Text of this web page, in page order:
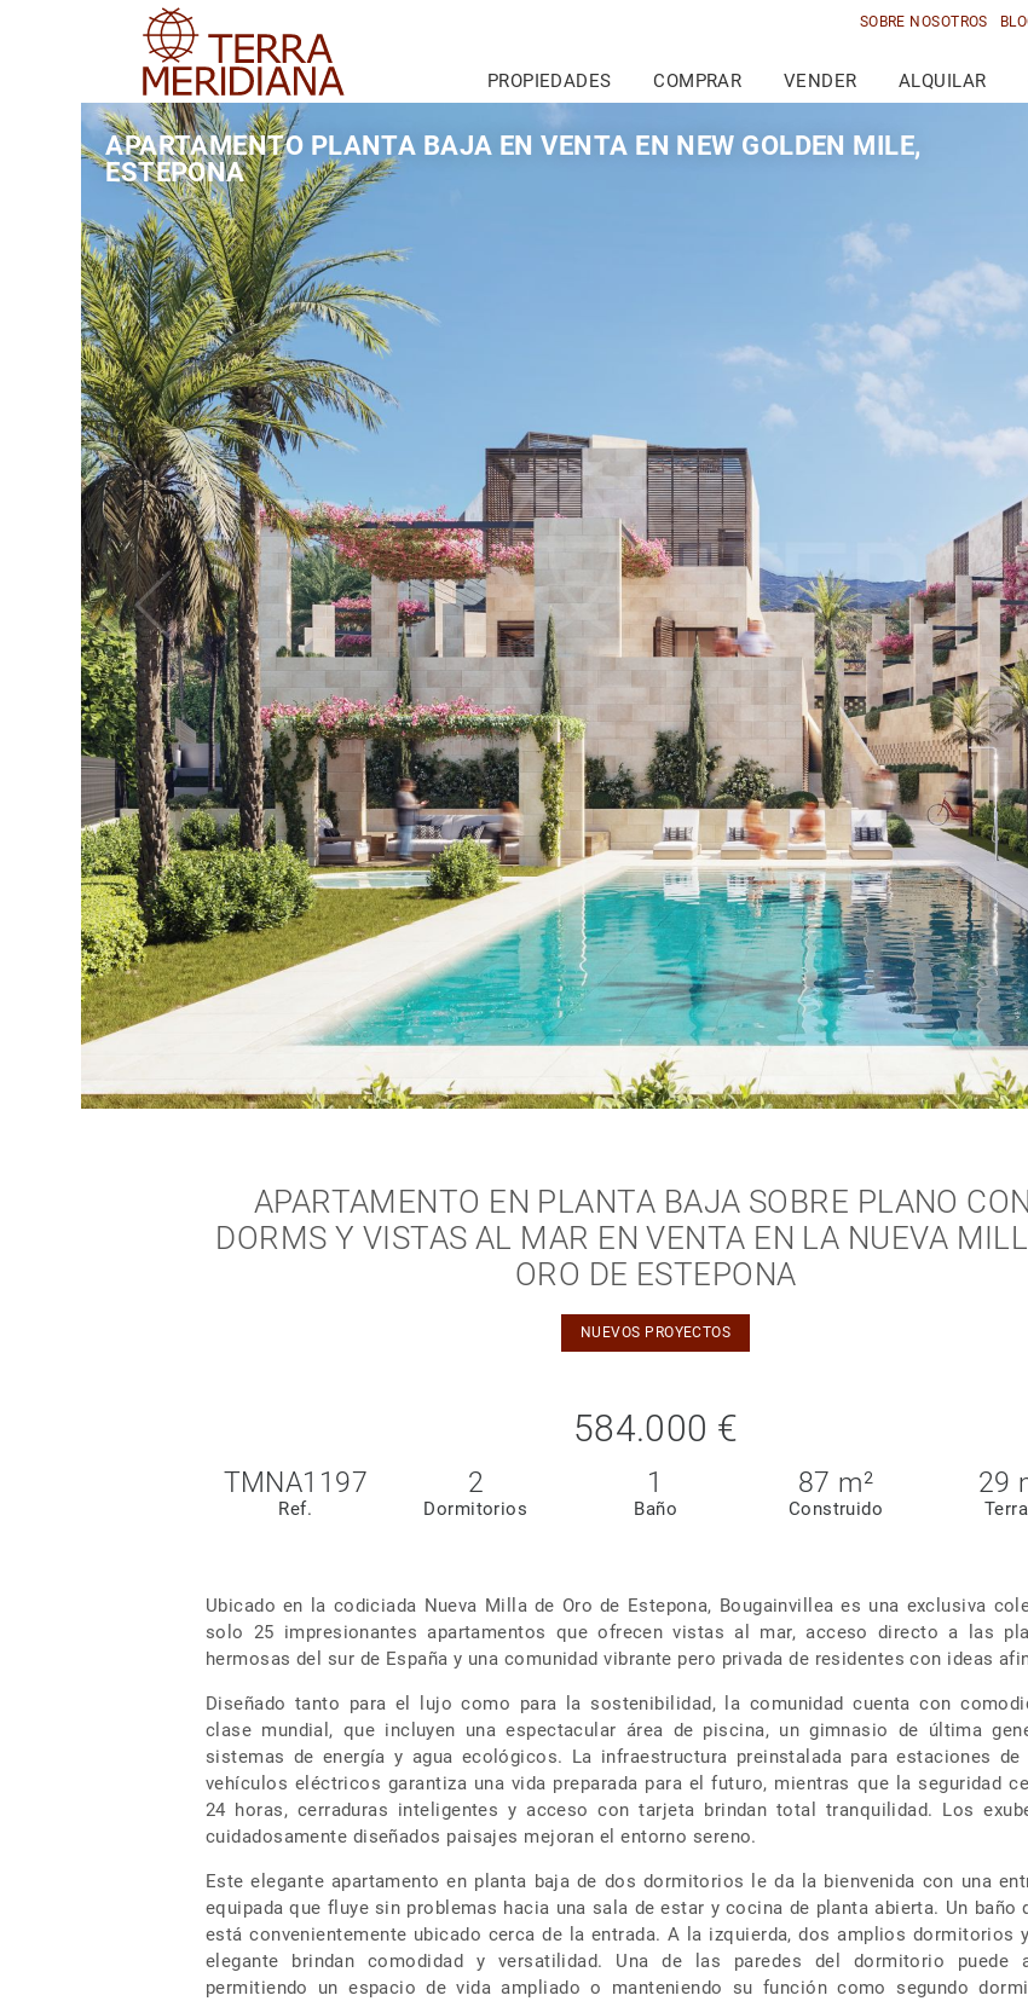
SOBRE NOSOTROS
PROPIEDADES COMPRAR VENDER ALQUILAR
APARTAMENTO PLANTA BAJA EN VENTA EN NEW GOLDEN MILE,
ESTEPONA
APARTAMENTO EN PLANTA BAJA SOBRE PLANO
DORMS Y VISTAS AL MAR EN VENTA EN LA NUEVA
ORO DE ESTEPONA
NUEVOS PROYECTOS
584.000 €
TMNA1197
Ref.
2
Dormitorios
1
Baño
87 m²
Construido
29
Ubicado en la codiciada Nueva Milla de Oro de Estepona, Bougainvillea es una exclusiva
solo 25 impresionantes apartamentos que ofrecen vistas al mar, acceso directo a las
hermosas del sur de España y una comunidad vibrante pero privada de residentes con ideas
Diseñado tanto para el lujo como para la sostenibilidad, la comunidad cuenta con
clase mundial, que incluyen una espectacular área de piscina, un gimnasio de última
sistemas de energía y agua ecológicos. La infraestructura preinstalada para estaciones de
vehículos eléctricos garantiza una vida preparada para el futuro, mientras que la seguridad
24 horas, cerraduras inteligentes y acceso con tarjeta brindan total tranquilidad. Los
cuidadosamente diseñados paisajes mejoran el entorno sereno.
Este elegante apartamento en planta baja de dos dormitorios le da la bienvenida con una
equipada que fluye sin problemas hacia una sala de estar y cocina de planta abierta. Un baño
está convenientemente ubicado cerca de la entrada. A la izquierda, dos amplios dormitorios
elegante brindan comodidad y versatilidad. Una de las paredes del dormitorio puede
permitiendo un espacio de vida ampliado o manteniendo su función como segundo